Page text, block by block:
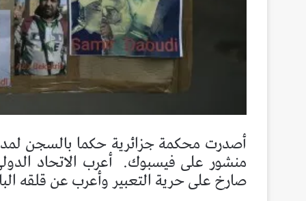
أصدرت محكمة جزائرية حكما بالسجن
منشور على فيسبوك. أعرب الاتحاد
صارخ على حرية التعبير وأعرب عن قلقه